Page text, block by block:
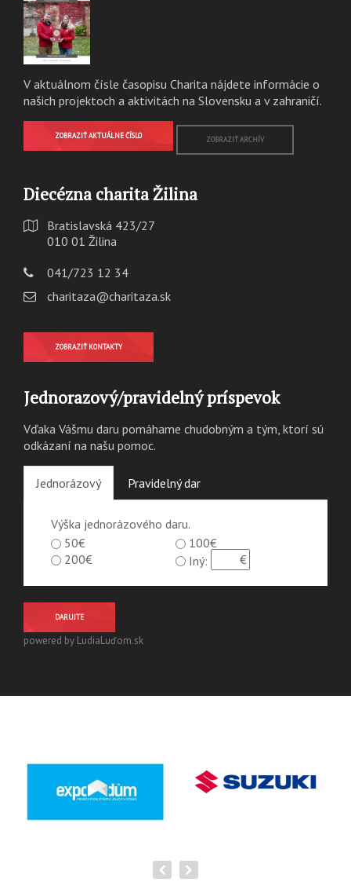
V aktuálnom čísle časopisu Charita nájdete informácie o
našich projektoch a aktivitách na Slovensku a v zahraničí.
ZOBRAZIŤ AKTUÁLNE ČÍSLO ZOBRAZIŤ ARCHÍV
Diecézna charita Žilina
Bratislavská 423/27
010 01 Žilina
041/723 12 34
charitaza@charitaza.sk
ZOBRAZIŤ KONTAKTY
Jednorazový/pravidelný príspevok
Vďaka Vášmu daru pomáhame chudobným a tým, ktorí sú
odkázaní na našu pomoc.
Jednorázový Pravidelný dar
Výška jednorázového daru.
50€
100€
200€
Iný:
DARUJTE
powered by LudiaLuďom.sk